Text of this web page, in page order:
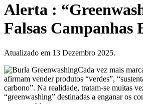
Alerta :
Falsas Campanhas
Atualizado em 13 Dezembro 2025.
Cada vez mais
afirmam vender produtos “verdes”,
carbono”. Na realidade, tratam-se muitas
“greenwashing” destinadas a enganar os